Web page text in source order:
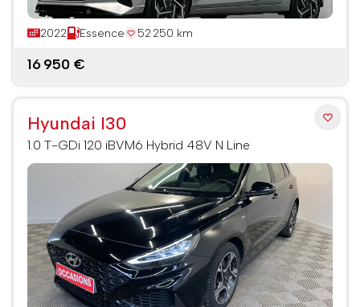
2022 Essence 52 250 km
16 950 €
Hyundai I30
1.0 T-GDi 120 iBVM6 Hybrid 48V N Line